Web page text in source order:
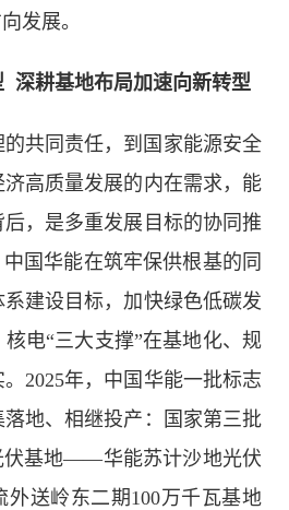
发展。
深耕基地布局加速向新转型
共同责任，到国家能源安全
高质量发展的内在需求，能
，是多重发展目标的协同推
国华能在筑牢保供根基的同
建设目标，加快绿色低碳发
电“三大支撑”在基地化、规
2025年，中国华能一批标志
地、相继投产：国家第三批
伏基地——华能苏计沙地光伏
外送岭东二期100万千瓦基地